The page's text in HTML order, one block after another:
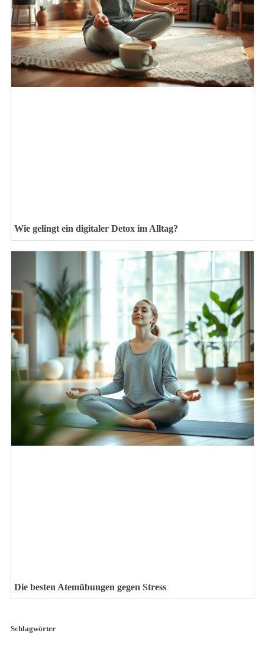
Wie gelingt ein digitaler Detox im Alltag?
Die besten Atemübungen gegen Stress
Schlagwörter